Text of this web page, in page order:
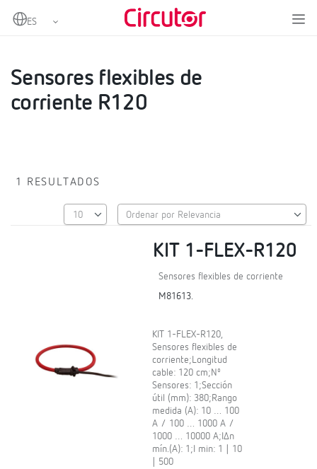
Home
Pinzas y otros accesorios
Sensores flexibles de
corriente R120
1 RESULTADOS
KIT 1-FLEX-R120
Sensores flexibles de corriente
M81613.
KIT 1-FLEX-R120,
Sensores flexibles de
corriente;Longitud
cable: 120 cm;Nº
Sensores: 1;Sección
útil (mm): 380;Rango
medida (A): 10 … 100
A / 100 … 1000 A /
1000 … 10000 A;IΔn
mín.(A): 1;I min: 1 | 10
| 500